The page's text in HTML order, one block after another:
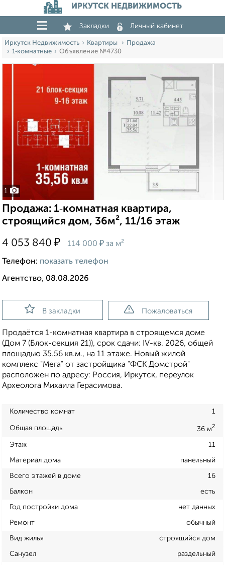
ИРКУТСК НЕДВИЖИМОСТЬ
Закладки Личный кабинет
Иркутск Недвижимость Квартиры
Продажа
1‑комнатные
Объявление №4730
1
Продажа: 1‑комнатная квартира,
строящийся дом, 36м², 11/16 этаж
4 053 840 ₽ 114 000 ₽ за м²
Телефон: показать телефон
Агентство, 08.08.2026
В закладки Пожаловаться
Продаётся 1-комнатная квартира в строящемся доме
(Дом 7 (Блок-секция 21)), срок сдачи: IV-кв. 2026, общей
площадью 35.56 кв.м., на 11 этаже. Новый жилой
комплекс "Мега" от застройщика "ФСК Домстрой"
расположен по адресу: Россия, Иркутск, переулок
Археолога Михаила Герасимова.
Количество комнат 1
Общая площадь 36 м2
Этаж 11
Материал дома панельный
Всего этажей в доме 16
Балкон есть
Год постройки дома нет данных
Ремонт обычный
Вид жилья строящийся дом
Санузел раздельный